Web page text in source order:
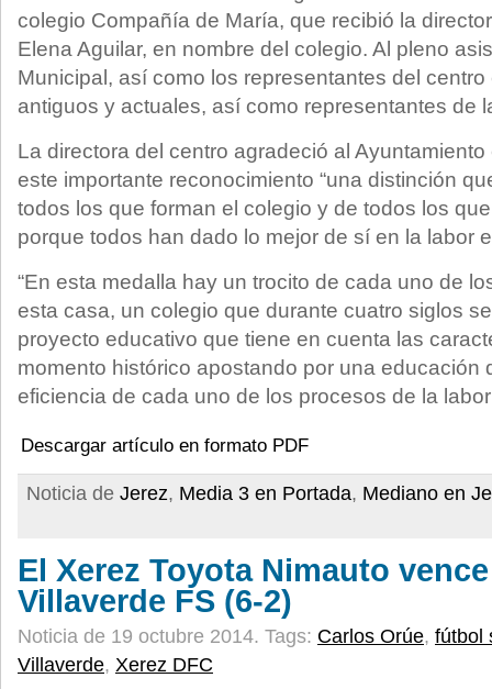
colegio Compañía de María, que recibió la
Elena Aguilar, en nombre del colegio. Al pleno
Municipal, así como los representantes del
antiguos y actuales, así como representantes de
La directora del centro agradeció al
este importante reconocimiento “una distinción
todos los que forman el colegio y de todos los
porque todos han dado lo mejor de sí en la labor
“En esta medalla hay un trocito de cada uno de
esta casa, un colegio que durante cuatro siglos
proyecto educativo que tiene en cuenta las
momento histórico apostando por una educación
eficiencia de cada uno de los procesos de la
Descargar artículo en formato PDF
Noticia de Jerez, Media 3 en Portada, Mediano en
El Xerez Toyota Nimauto
Villaverde FS (6-2)
Noticia de 19 octubre 2014. Tags: Carlos Orúe, fútbol
Villaverde, Xerez DFC